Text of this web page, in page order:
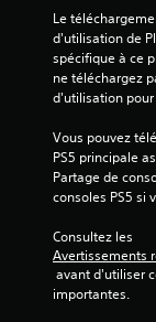
Le
d'utilisation de
spécifique à ce
ne téléchargez
d'utilisation
Vous pouvez
PS5 principale
Partage de
consoles PS5 si
Consultez les
Avertissements
importantes.